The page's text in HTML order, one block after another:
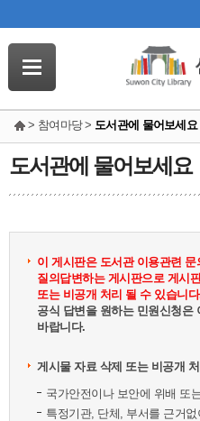
> 참여마당 > 도서관에 물어보세요
도서관에 물어보세요
이 게시판은 도서관 이용관련
질의답변하는 게시판으로 게시
또는 비공개 처리 될 수 있습니
공식 답변을 원하는 민원신청은
바랍니다.
게시물 자료 삭제 또는 비공개
국가안전이나 보안에 위배 또
특정기관, 단체, 부서를 근거